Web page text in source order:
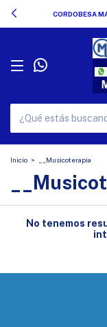
CORDOBESA
Inicio > __Musicoterapia
No tenemos